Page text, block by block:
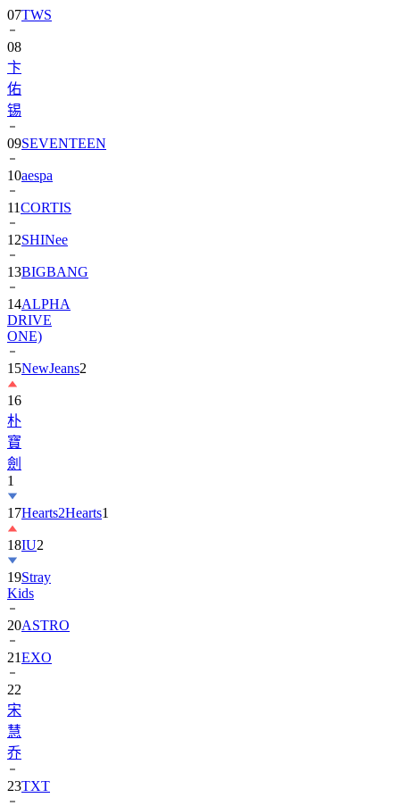
08
卞
佑
锡
09
10aespa
11CORTIS
12SHINee
13BIGBANG
14ALPHA
DRIVE
ONE)
15NewJeans
16
朴
寶
劍
1
17
18IU2
19Stray
Kids
20ASTRO
21EXO
22
宋
慧
乔
23
24Suzy